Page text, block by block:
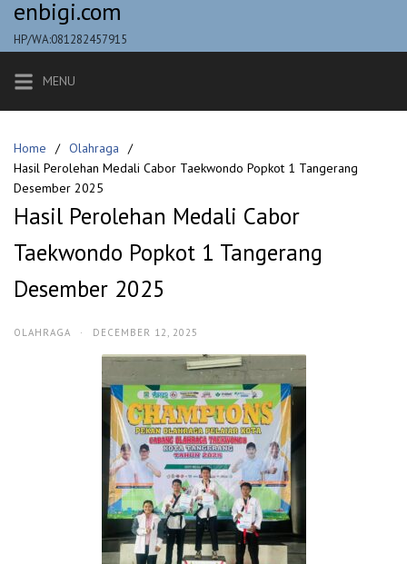
Skip
content
enbigi.com
HP/WA:081282457915
MENU
Home
Olahraga
Hasil Perolehan Medali Cabor Taekwondo Popkot 1 Tangerang
Desember 2025
Hasil Perolehan Medali Cabor
Taekwondo Popkot 1 Tangerang
Desember 2025
OLAHRAGA · DECEMBER 12, 2025